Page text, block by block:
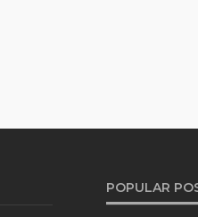
POPULAR